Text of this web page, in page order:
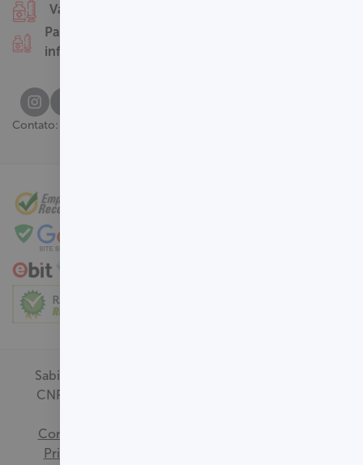
Vacinas
Pacotes
infantis
Contato:
Sabin Medicina Diagnóstica -
CNPJ - 00.718.528/0001-09
Consentimento
Privacidade